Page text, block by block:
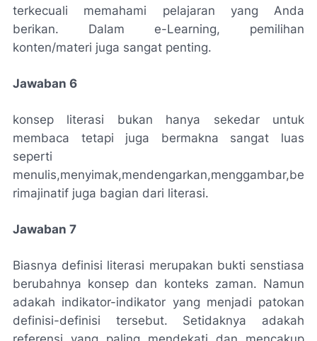
terkecuali memahami pelajaran yang Anda
berikan. Dalam e-Learning, pemilihan
konten/materi juga sangat penting.
Jawaban 6
konsep literasi bukan hanya sekedar untuk
membaca tetapi juga bermakna sangat luas
seperti
menulis,menyimak,mendengarkan,menggambar,be
rimajinatif juga bagian dari literasi.
Jawaban 7
Biasnya definisi literasi merupakan bukti senstiasa
berubahnya konsep dan konteks zaman. Namun
adakah indikator-indikator yang menjadi patokan
definisi-definisi tersebut. Setidaknya adakah